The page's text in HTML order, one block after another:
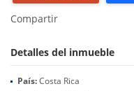
Compartir
Detalles del inmueble
País:Costa Rica